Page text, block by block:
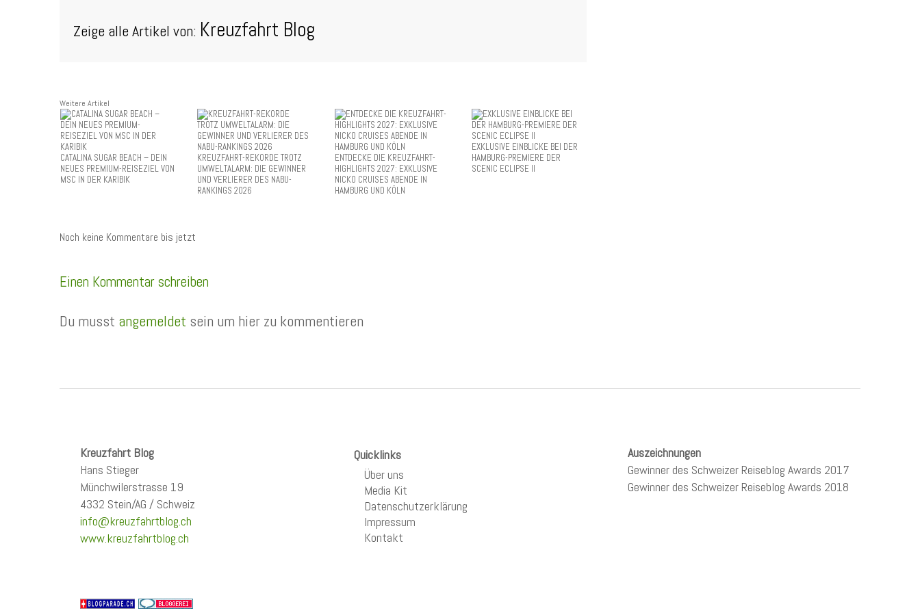
Zeige alle Artikel von: Kreuzfahrt Blog
Weitere Artikel
CATALINA SUGAR BEACH – DEIN
NEUES PREMIUM-REISEZIEL VON
MSC IN DER KARIBIK
KREUZFAHRT-REKORDE TROTZ
UMWELTALARM: DIE GEWINNER
UND VERLIERER DES NABU-
RANKINGS 2026
ENTDECKE DIE KREUZFAHRT-
HIGHLIGHTS 2027: EXKLUSIVE
NICKO CRUISES ABENDE IN
HAMBURG UND KÖLN
EXKLUSIVE EINBLICKE BEI DER
HAMBURG-PREMIERE DER
SCENIC ECLIPSE II
Noch keine Kommentare bis jetzt
Einen Kommentar schreiben
Du musst angemeldet sein um hier zu kommentieren
Kreuzfahrt Blog
Hans Stieger
Münchwilerstrasse 19
4332 Stein/AG / Schweiz
info@kreuzfahrtblog.ch
www.kreuzfahrtblog.ch
Quicklinks
Über uns
Media Kit
Datenschutzerklärung
Impressum
Kontakt
Auszeichnungen
Gewinner des Schweizer Reiseblog Awards 2017
Gewinner des Schweizer Reiseblog Awards 2018